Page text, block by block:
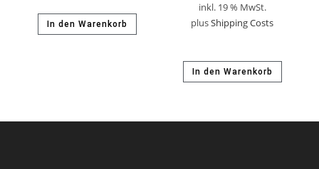
In den Warenkorb
inkl. 19 % MwSt.
plusShipping Costs
In den Warenkorb